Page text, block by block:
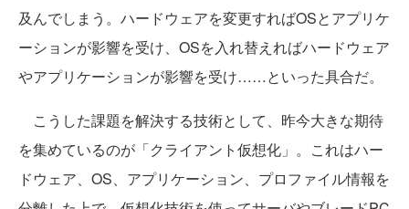
及んでしまう。ハードウェアを変更すればOSとアプリケ
ーションが影響を受け、OSを入れ替えればハードウェア
やアプリケーションが影響を受け……といった具合だ。
こうした課題を解決する技術として、昨今大きな期待
を集めているのが「クライアント仮想化」。これはハー
ドウェア、OS、アプリケーション、プロファイル情報を